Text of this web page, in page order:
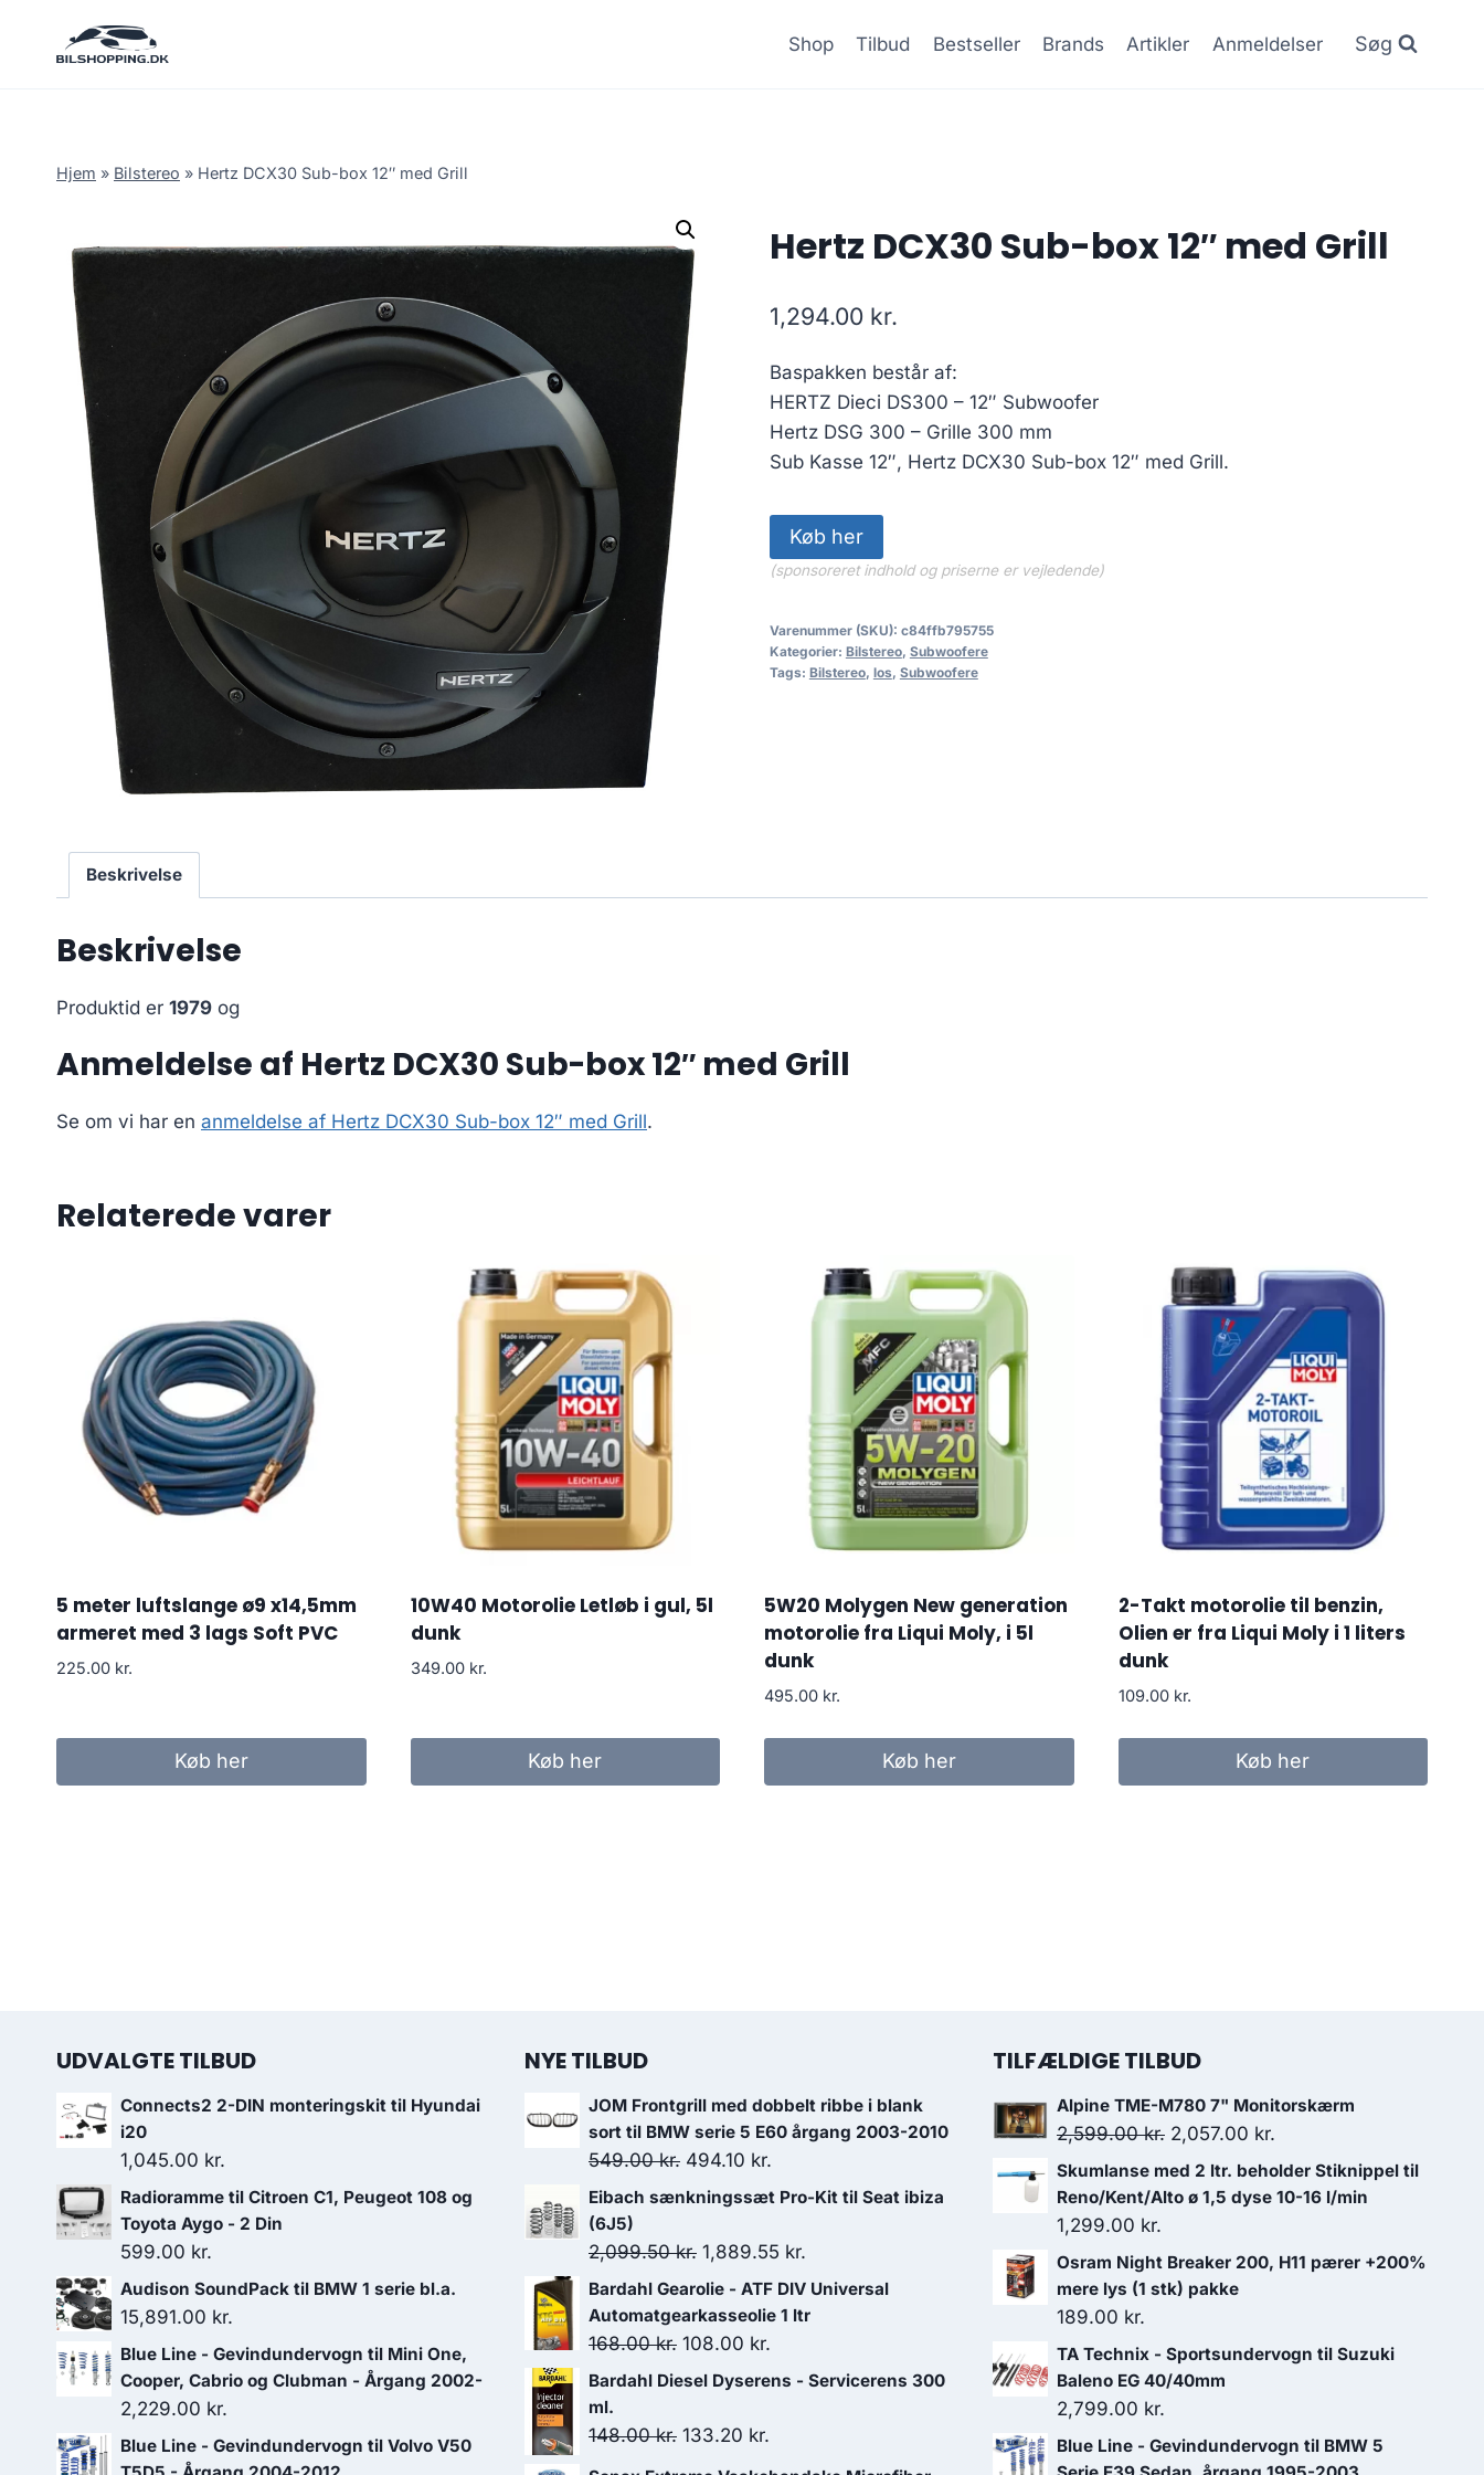
Shop Tilbud Bestseller Brands Artikler Anmeldelser Søg
Hjem » Bilstereo » Hertz DCX30 Sub-box 12″ med Grill
Hertz DCX30 Sub-box 12″ med Grill
1,294.00 kr.
Baspakken består af:
HERTZ Dieci DS300 – 12″ Subwoofer
Hertz DSG 300 – Grille 300 mm
Sub Kasse 12″, Hertz DCX30 Sub-box 12″ med Grill.
Køb her
(sponsoreret indhold og priserne er vejledende)
Varenummer (SKU): c84ffb795755
Kategorier: Bilstereo, Subwoofere
Tags: Bilstereo, los, Subwoofere
Beskrivelse
Beskrivelse
Produktid er 1979 og
Anmeldelse af Hertz DCX30 Sub-box 12″ med Grill
Se om vi har en anmeldelse af Hertz DCX30 Sub-box 12″ med Grill.
Relaterede varer
5 meter luftslange ø9 x14,5mm
armeret med 3 lags Soft PVC
225.00 kr.
Køb her
10W40 Motorolie Letløb i gul, 5l
dunk
349.00 kr.
Køb her
5W20 Molygen New generation
motorolie fra Liqui Moly, i 5l
dunk
495.00 kr.
Køb her
2-Takt motorolie til benzin,
Olien er fra Liqui Moly i 1 liters
dunk
109.00 kr.
Køb her
UDVALGTE TILBUD
Connects2 2-DIN monteringskit til Hyundai
i20
1,045.00 kr.
Radioramme til Citroen C1, Peugeot 108 og
Toyota Aygo - 2 Din
599.00 kr.
Audison SoundPack til BMW 1 serie bl.a.
15,891.00 kr.
Blue Line - Gevindundervogn til Mini One,
Cooper, Cabrio og Clubman - Årgang 2002-
2,229.00 kr.
Blue Line - Gevindundervogn til Volvo V50
NYE TILBUD
JOM Frontgrill med dobbelt ribbe i blank
sort til BMW serie 5 E60 årgang 2003-2010
549.00kr. Den
oprindelige
var:
549.00 kr..
494.10 kr.
aktuelle
er:
494.10 kr..
Eibach sænkningssæt Pro-Kit til Seat ibiza
(6J5)
2,099.50kr. Den
oprindelige
pris
var:
2,099.50 kr..
1,889.55 kr.
aktuelle
pris
1,889.55 kr..
Bardahl Gearolie - ATF DIV Universal
Automatgearkasseolie 1 ltr
168.00kr. Den
oprindelige
var:
108.00 kr.
aktuelle
Bardahl Diesel Dyserens - Servicerens 300
ml.
148.00kr. Den
oprindelige
133.20 kr.
aktuelle
TILFÆLDIGE TILBUD
Alpine TME-M780 7" Monitorskærm
2,599.00kr. Den
oprindelige
pris
2,599.00 kr..
2,057.00 kr.
aktuelle
pris
2,057.00 kr..
Skumlanse med 2 ltr. beholder Stiknippel til
Reno/Kent/Alto ø 1,5 dyse 10-16 l/min
1,299.00 kr.
Osram Night Breaker 200, H11 pærer +200%
mere lys (1 stk) pakke
189.00 kr.
TA Technix - Sportsundervogn til Suzuki
Baleno EG 40/40mm
2,799.00 kr.
Blue Line - Gevindundervogn til BMW 5